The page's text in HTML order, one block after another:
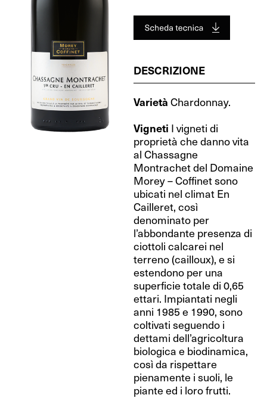
DESCRIZIONE
Varietà Chardonnay.
Vigneti I vigneti di
proprietà che danno vita
al Chassagne
Montrachet del Domaine
Morey – Coffinet sono
ubicati nel climat En
Cailleret, così
denominato per
l’abbondante presenza di
ciottoli calcarei nel
terreno (cailloux), e si
estendono per una
superficie totale di 0,65
ettari. Impiantati negli
anni 1985 e 1990, sono
coltivati seguendo i
dettami dell’agricoltura
biologica e biodinamica,
così da rispettare
pienamente i suoli, le
piante ed i loro frutti.